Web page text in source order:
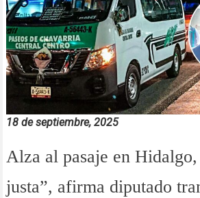
18 de septiembre, 2025
Alza al pasaje en
justa”, afirma diputado